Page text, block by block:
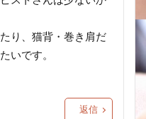
り、猫背・巻き肩だ
いです。
返信